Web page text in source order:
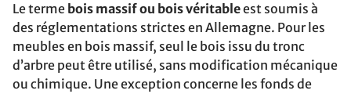
Le terme bois massif ou bois véritableest soumis à
des réglementations strictes en Allemagne. Pour les
meubles en bois massif, seul le bois issu du tronc
d’arbre peut être utilisé, sans modification mécanique
ou chimique. Une exception concerne les fonds de